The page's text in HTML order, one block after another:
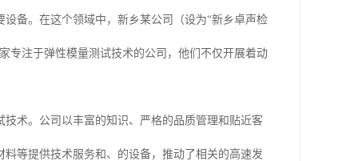
备。在这个领域中，新乡某公司（设为“新乡卓声检
专注于弹性模量测试技术的公司，他们不仅开展着动
术。公司以丰富的知识、严格的品质管理和贴近客
等提供技术服务和、的设备，推动了相关的高速发